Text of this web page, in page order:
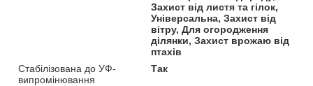
Захист від листя та гілок,
Універсальна, Захист від
вітру, Для огородження
ділянки, Захист врожаю від
птахів
Стабілізована до УФ-
випромінювання
Так